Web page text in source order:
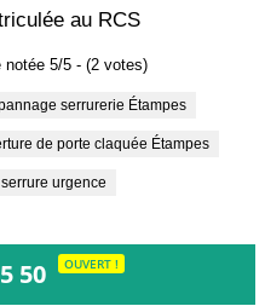
au RCS
notée 5/5 - (2 votes)
serrurerie Étampes
de porte claquée Étampes
serrure urgence
50 OUVERT !